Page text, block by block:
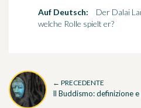
Auf Deutsch:
Der Dalai
welche Rolle spielt er?
← PRECEDENTE
Il Buddismo: definizione